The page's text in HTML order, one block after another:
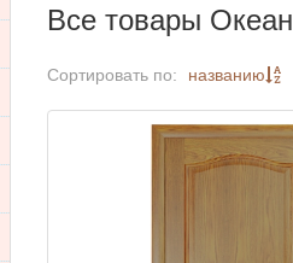
Все товары Океан
Сортировать по: названию